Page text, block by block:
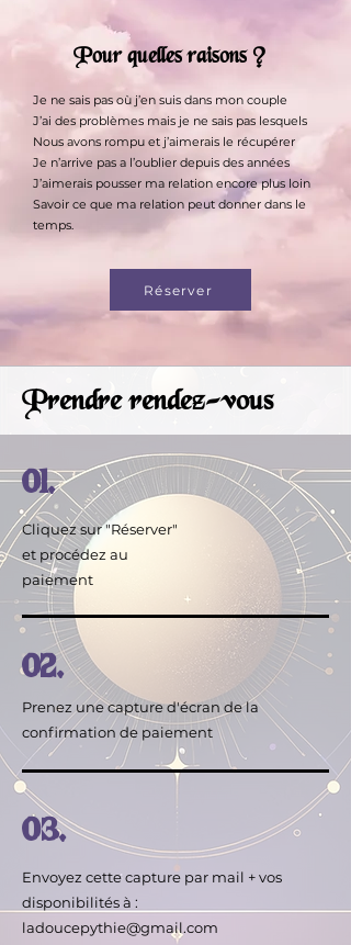
Pour quelles raisons ?
Je ne sais pas où j’en suis dans mon couple
J’ai des problèmes mais je ne sais pas lesquels
Nous avons rompu et j’aimerais le récupérer
Je n’arrive pas a l’oublier depuis des années
J’aimerais pousser ma relation encore plus loin
Savoir ce que ma relation peut donner dans le
temps.
Réserver
Prendre rendez-vous
01.
Cliquez sur "Réserver"
et procédez au
paiement
02.
Prenez une capture d'écran de la
confirmation de paiement
03.
Envoyez cette capture par mail + vos
disponibilités à :
ladoucepythie@gmail.com